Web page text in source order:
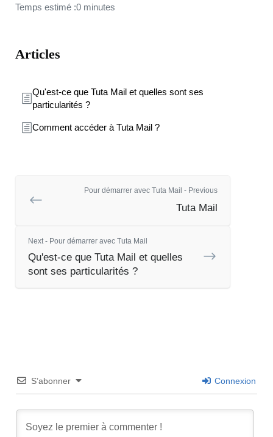
Temps estimé :0 minutes
Articles
Qu'est-ce que Tuta Mail et quelles sont ses
particularités ?
Comment accéder à Tuta Mail ?
Pour démarrer avec Tuta Mail - Previous
Tuta Mail
Next - Pour démarrer avec Tuta Mail
Qu'est-ce que Tuta Mail et quelles
sont ses particularités ?
S’abonner Connexion